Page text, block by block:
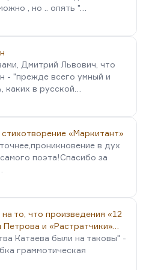
, но .. опять "…
Дмитрий Львович, что
- "прежде всего умный и
каких в русской…
«Маркитант»
в дух
поэта!Спасибо за
то, что произведения «12
и «Растратчики»…
Катаева были на таковы" -
граммотическая